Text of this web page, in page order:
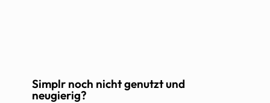
Simplr noch nicht genutzt und
neugierig?